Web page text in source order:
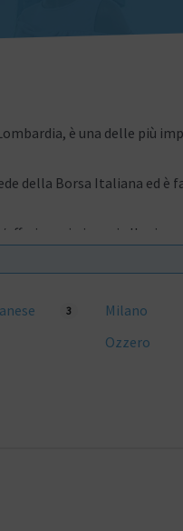
è una delle più
della Borsa Italiana ed è
per i giovani alla
città; primo tra tutti il
3 Milano
Ozzero